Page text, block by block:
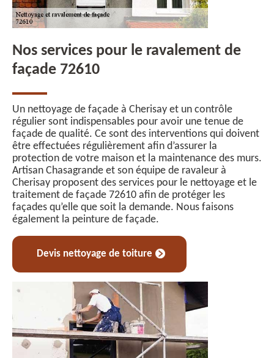
Nos services pour le ravalement de
façade 72610
Un nettoyage de façade à Cherisay et un contrôle
régulier sont indispensables pour avoir une tenue de
façade de qualité. Ce sont des interventions qui doivent
être effectuées régulièrement afin d’assurer la
protection de votre maison et la maintenance des murs.
Artisan Chasagrande et son équipe de ravaleur à
Cherisay proposent des services pour le nettoyage et le
traitement de façade 72610 afin de protéger les
façades qu’elle que soit la demande. Nous faisons
également la peinture de façade.
Devis nettoyage de toiture